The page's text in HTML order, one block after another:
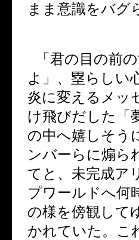
まま意識をバグ
「君の目の前
よ」、塁らしい
炎に変えるメッ
け飛びだした「
の中へ嬉しそう
ンバーらに煽ら
てと、未完成ア
プワールドへ何
の様を傍観して
かれていた。こ